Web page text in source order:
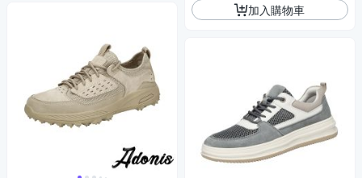
加入購物車